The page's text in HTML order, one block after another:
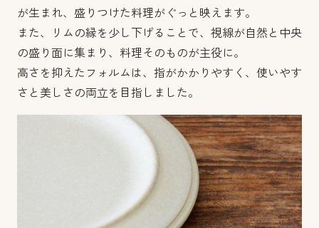
が生まれ、盛りつけた料理がぐっと映えます。
また、リムの縁を少し下げることで、視線が自然と中央
の盛り面に集まり、料理そのものが主役に。
高さを抑えたフォルムは、指がかかりやすく、使いやす
さと美しさの両立を目指しました。